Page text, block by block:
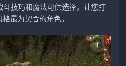
技巧和魔法可供选择，让您打
最为契合的角色。